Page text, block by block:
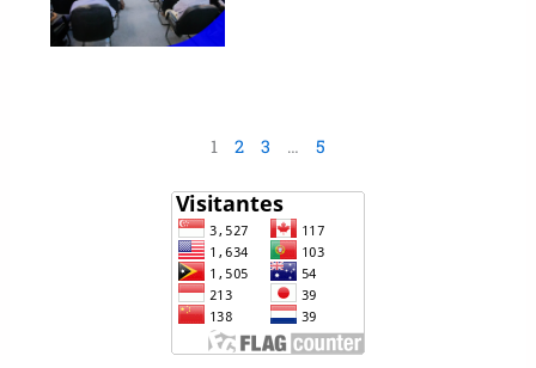
1 2 3 … 5